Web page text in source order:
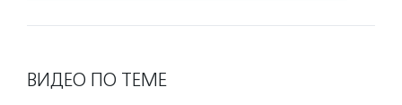
ВИДЕО ПО ТЕМЕ